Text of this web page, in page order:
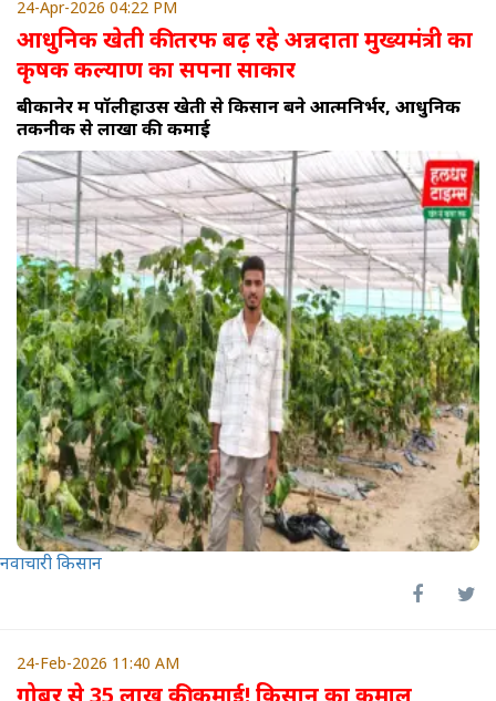
24-Apr-2026 04:22 PM
आधुनिक खेती की तरफ बढ़ रहे अन्नदाता मुख्यमंत्री का
कृषक कल्याण का सपना साकार
बीकानेर में पॉलीहाउस खेती से किसान बने आत्मनिर्भर, आधुनिक
तकनीक से लाखों की कमाई
नवाचारी किसान
24-Feb-2026 11:40 AM